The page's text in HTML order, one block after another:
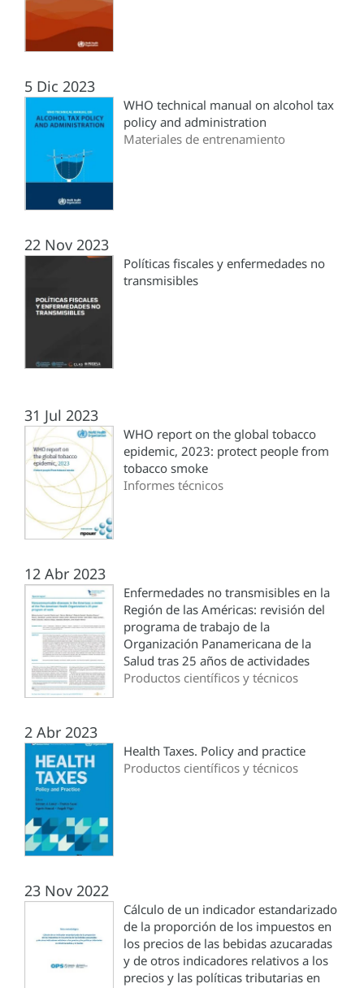
5 Dic 2023
WHO technical manual on alcohol tax
policy and administration
Materiales de entrenamiento
22 Nov 2023
Políticas fiscales y enfermedades no
transmisibles
31 Jul 2023
WHO report on the global tobacco
epidemic, 2023: protect people from
tobacco smoke
Informes técnicos
12 Abr 2023
Enfermedades no transmisibles en la
Región de las Américas: revisión del
programa de trabajo de la
Organización Panamericana de la
Salud tras 25 años de actividades
Productos científicos y técnicos
2 Abr 2023
Health Taxes. Policy and practice
Productos científicos y técnicos
23 Nov 2022
Cálculo de un indicador estandarizado
de la proporción de los impuestos en
los precios de las bebidas azucaradas
y de otros indicadores relativos a los
precios y las políticas tributarias en